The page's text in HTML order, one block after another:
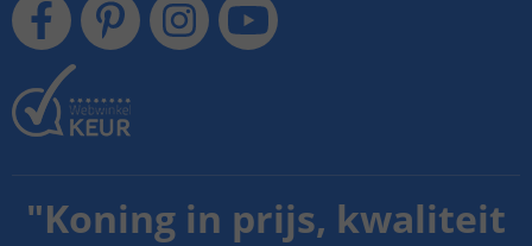
"Koning in prijs, kwaliteit